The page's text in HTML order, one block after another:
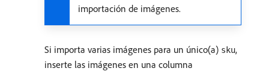
importación de imágenes.
Si importa varias imágenes para un único(a) sku,
inserte las imágenes en una columna